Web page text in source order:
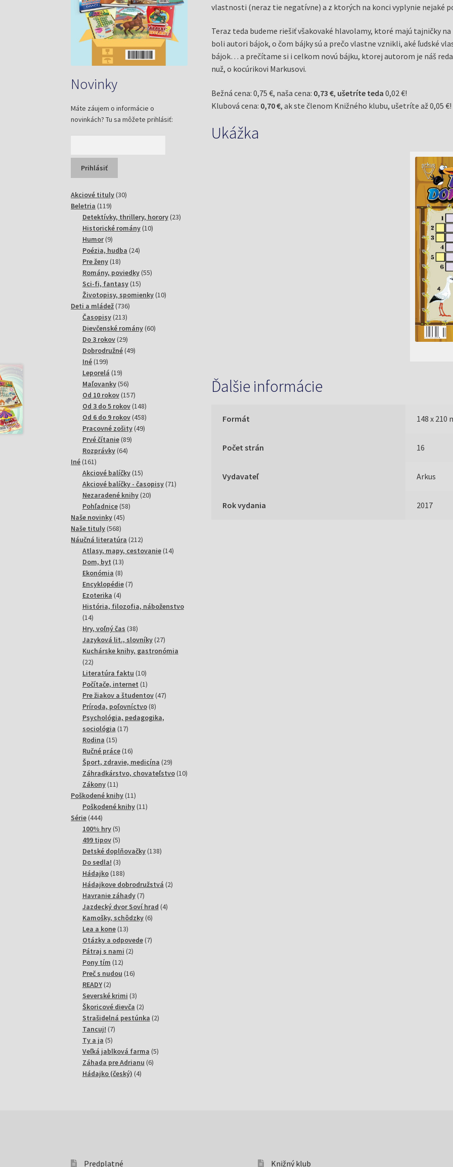
vlastnosti (neraz tie negatívne) a z ktorých na konci vyplynie nejaké
Teraz teda budeme riešiť všakovaké hlavolamy, ktoré majú tajničky
boli autori bájok, o čom bájky sú a prečo vlastne vznikli, aké ľudské
bájok… a prečítame si i celkom novú bájku, ktorej autorom je náš
nuž, o kocúrikovi Markusovi.
Bežná cena: 0,75 €, naša cena: 0,73 €, ušetríte teda 0,02 €!
Klubová cena: 0,70 €, ak ste členom Knižného klubu, ušetríte až 0,05 €!
Ukážka
Ďalšie informácie
Formát 148 x 210
Počet strán 16
Vydavateľ Arkus
Rok vydania 2017
Novinky
Máte záujem o informácie o
novinkách? Tu sa môžete prihlásiť:
Akciové tituly 3030
Beletria 119119
produktov
Detektívky, thrillery, horory 2323
Historické romány 1010
Humor 99
produktov
Poézia, hudba 2424
Pre ženy 1818
produktov
Romány, poviedky 5555
Sci-fi, fantasy 1515
produktov
Životopisy, spomienky 1010
Deti a mládež 736736
Časopisy 213213
produktov
Dievčenské romány 6060
Do 3 rokov 2929
produktov
Dobrodružné 4949
Iné 199199
produktov
Leporelá 1919
produktov
Maľovanky 5656
produktov
Od 10 rokov 157157
produktov
Od 3 do 5 rokov 148148
produktov
Od 6 do 9 rokov 458458
produktov
Pracovné zošity 4949
Prvé čítanie 8989
Rozprávky 6464
Iné 161161
produktov
Akciové balíčky 1515
produktov
Akciové balíčky - časopisy 7171
Nezaradené knihy 2020
Pohľadnice 5858
Naše novinky 4545
Naše tituly 568568
produktov
Náučná literatúra 212212
produktov
Atlasy, mapy, cestovanie 1414
Dom, byt 1313
produktov
Ekonómia 88
produktov
Encyklopédie 77
Ezoterika 44
produkty
História, filozofia, náboženstvo
1414
produktov
Hry, voľný čas 3838
produktov
Jazyková lit., slovníky 2727
produktov
Kuchárske knihy, gastronómia
2222
produktov
Literatúra faktu 1010
produktov
Počítače, internet 11
produkt
Pre žiakov a študentov 4747
Príroda, poľovníctvo 88
produktov
Psychológia, pedagogika,
sociológia 1717
Rodina 1515
produktov
Ručné práce 1616
produktov
Šport, zdravie, medicína 2929
produktov
Záhradkárstvo, chovateľstvo 1010
Zákony 1111
produktov
Poškodené knihy 1111
produktov
Poškodené knihy 1111
Série 444444
produktov
100% hry 55
produktov
499 tipov 55
produktov
Detské doplňovačky 138138
Do sedla! 33
produkty
Hádajko 188188
produktov
Hádajkove dobrodružstvá 22
Havranie záhady 77
produktov
Jazdecký dvor Soví hrad 44
Kamošky, schôdzky 66
Lea a kone 1313
produktov
Otázky a odpovede 77
Pátraj s nami 22
Pony tím 1212
produktov
Preč s nudou 1616
READY 22
produkty
Severské krimi 33
produkty
Škoricové dievča 22
produkty
Strašidelná pestúnka 22
Tancuj! 77
Ty a ja 55
produktov
Veľká jablková farma 55
Záhada pre Adrianu 66
Hádajko (český) 44
Predplatné Knižný klub